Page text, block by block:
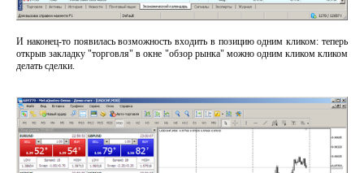
И наконец-то появилась возможность входить в позицию одним кликом: теперь
открыв закладку "торговля" в окне "обзор рынка" можно одним кликом кликом
делать сделки.